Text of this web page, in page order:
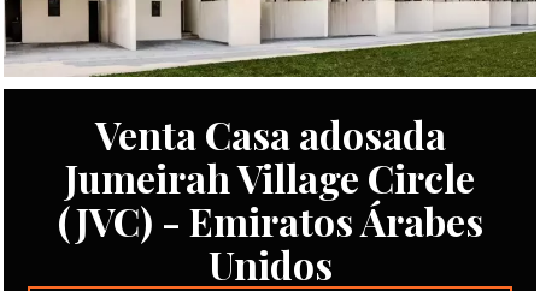
Venta Casa adosada
Jumeirah Village Circle
(JVC) - Emiratos Árabes
Unidos